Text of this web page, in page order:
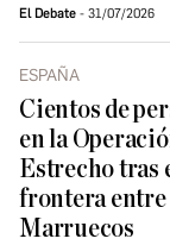
El Debate 31/07/2026
ESPAÑA
Cientos de
en la
Estrecho tras
frontera
Marruecos